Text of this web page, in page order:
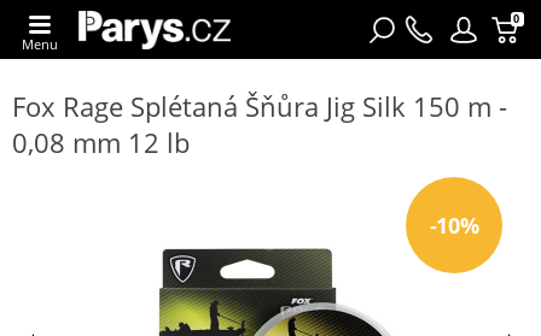
0
Menu
Fox Rage Splétaná Šňůra Jig Silk 150 m -
0,08 mm 12 lb
-10%